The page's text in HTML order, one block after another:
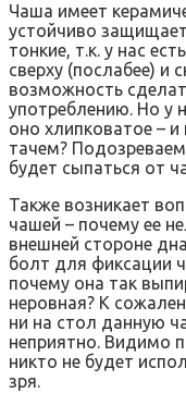
Чаша имеет
устойчиво
тонкие, т.к. у нас
сверху (послабее) и
возможность
употреблению. Но у
оно хлипковатое –
тачем?
будет сыпаться от
Также возникает
чашей – почему ее
внешней стороне
болт для фиксации
почему она так
неровная? К
ни на стол данную
неприятно. Видимо
никто не будет
зря.